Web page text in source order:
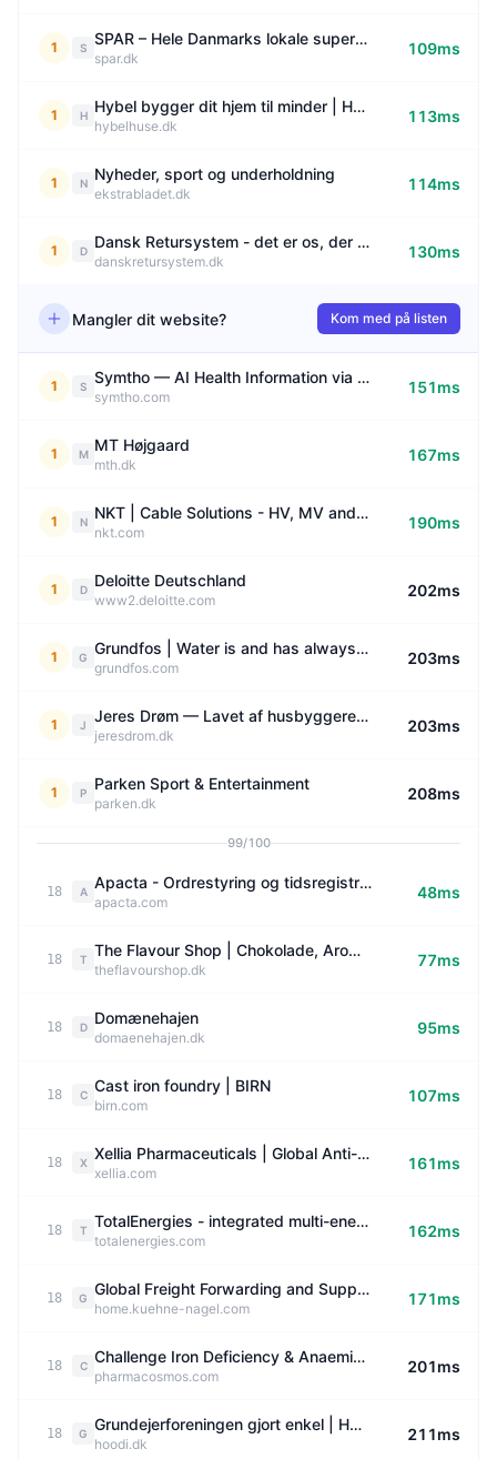
1 S SPAR – Hele Danmarks lokale supermarked
spar.dk
109ms
1 H Hybel bygger dit hjem til minder | Hybel
hybelhuse.dk
113ms
1 N Nyheder, sport og underholdning
ekstrabladet.dk
114ms
1 D Dansk Retursystem - det er os, der driver det danske pant- og retursystem
danskretursystem.dk
130ms
Mangler dit website? Kom med på listen
1 S Symtho — AI Health Information via WhatsApp for Rural India
symtho.com
151ms
1 M MT Højgaard
mth.dk
167ms
1 N NKT | Cable Solutions - HV, MV and LV Cables, Cable Accessories and Cable Services
nkt.com
190ms
1 D Deloitte Deutschland
www2.deloitte.com
202ms
1 G Grundfos | Water is and has always been at the heart and soul of Grundfos. Our promise to the world is to respect, protect, and advance the flow of water.
grundfos.com
203ms
1 J Jeres Drøm — Lavet af husbyggere til husbyggere
jeresdrom.dk
203ms
1 P Parken Sport & Entertainment
parken.dk
208ms
99/100
18 A Apacta - Ordrestyring og tidsregistrering til Håndværkere
apacta.com
48ms
18 T The Flavour Shop | Chokolade, Aroma, Bageudstyr & Kaffe
theflavourshop.dk
77ms
18 D Domænehajen
domaenehajen.dk
95ms
18 C Cast iron foundry | BIRN
birn.com
107ms
18 X Xellia Pharmaceuticals | Global Anti-Infective API Leader
xellia.com
161ms
18 T TotalEnergies - integrated multi-energy company | TotalEnergies.com
totalenergies.com
162ms
18 G Global Freight Forwarding and Supply Chain Management | Kuehne+Nagel
home.kuehne-nagel.com
171ms
18 C Challenge Iron Deficiency & Anaemia - Pharmacosmos
pharmacosmos.com
201ms
18 G Grundejerforeningen gjort enkel | HOODI
hoodi.dk
211ms